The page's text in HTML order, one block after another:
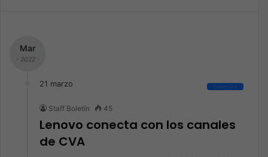
Mar
- 2022 -
21 marzo Cobertura
Staff Boletín 45
Lenovo conecta con los canales
de CVA